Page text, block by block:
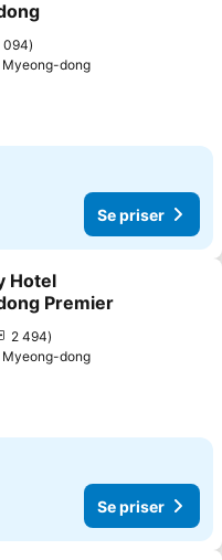
094
dong
Se priser
til i favoritter
Hotel
Premier
2 494
dong
Se priser